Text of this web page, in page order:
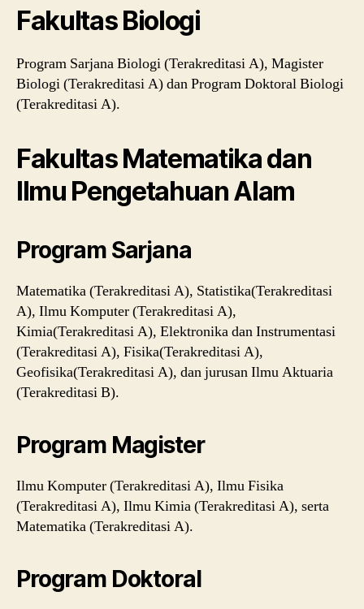
Fakultas Biologi
Program Sarjana Biologi (Terakreditasi A), Magister
Biologi (Terakreditasi A) dan Program Doktoral Biologi
(Terakreditasi A).
Fakultas Matematika dan
Ilmu Pengetahuan Alam
Program Sarjana
Matematika (Terakreditasi A), Statistika(Terakreditasi
A), Ilmu Komputer (Terakreditasi A),
Kimia(Terakreditasi A), Elektronika dan Instrumentasi
(Terakreditasi A), Fisika(Terakreditasi A),
Geofisika(Terakreditasi A), dan jurusan Ilmu Aktuaria
(Terakreditasi B).
Program Magister
Ilmu Komputer (Terakreditasi A), Ilmu Fisika
(Terakreditasi A), Ilmu Kimia (Terakreditasi A), serta
Matematika (Terakreditasi A).
Program Doktoral